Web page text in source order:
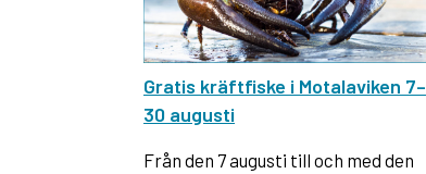
Gratis kräftfiske i Motalaviken 7–
30 augusti
Från den 7 augusti till och med den